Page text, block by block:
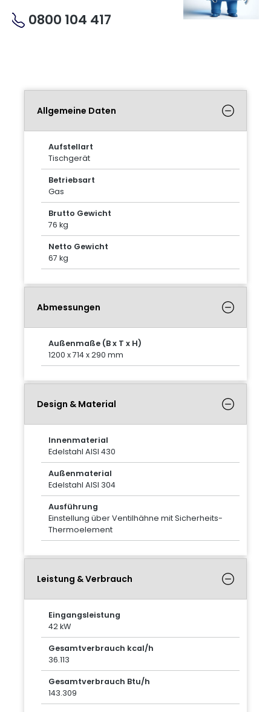
0800 104 417
Allgemeine Daten
Aufstellart
Tischgerät
Betriebsart
Gas
Brutto Gewicht
76 kg
Netto Gewicht
67 kg
Abmessungen
Außenmaße (B x T x H)
1200 x 714 x 290 mm
Design & Material
Innenmaterial
Edelstahl AISI 430
Außenmaterial
Edelstahl AISI 304
Ausführung
Einstellung über Ventilhähne mit Sicherheits-
Thermoelement
Leistung & Verbrauch
Eingangsleistung
42 kW
Gesamtverbrauch kcal/h
36.113
Gesamtverbrauch Btu/h
143.309